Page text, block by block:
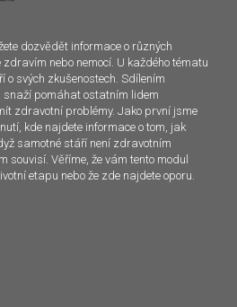
dozvědět informace o různých
nebo nemocí. U každého tématu
o svých zkušenostech. Sdílením
snaží pomáhat ostatním lidem
zdravotní problémy. Jako první jsme
kde najdete informace o tom, jak
samotné stáří není zdravotním
souvisí. Věříme, že vám tento modul
etapu nebo že zde najdete oporu.